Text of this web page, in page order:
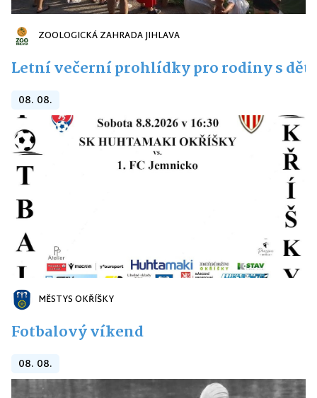
ZOOLOGICKÁ ZAHRADA JIHLAVA
Letní večerní prohlídky pro rodiny s
08. 08.
MĚSTYS OKŘÍŠKY
Fotbalový víkend
08. 08.